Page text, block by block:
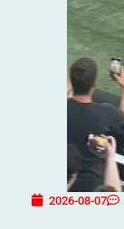
2026-08-07